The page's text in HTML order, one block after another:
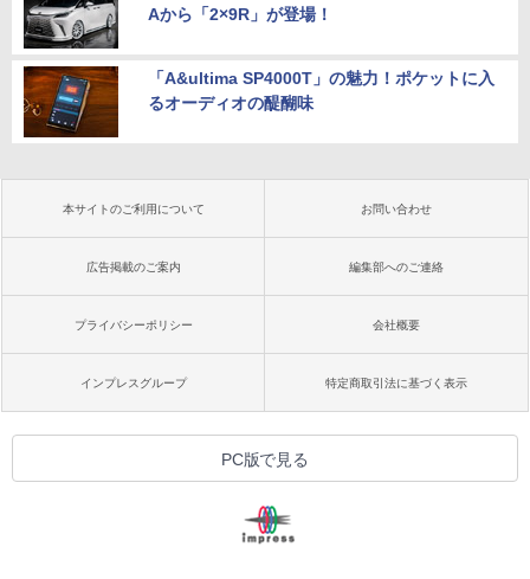
Aから「2×9R」が登場！
「A&ultima SP4000T」の魅力！ポケットに入
るオーディオの醍醐味
本サイトのご利用について お問い合わせ
広告掲載のご案内 編集部へのご連絡
プライバシーポリシー 会社概要
インプレスグループ 特定商取引法に基づく表示
PC版で見る